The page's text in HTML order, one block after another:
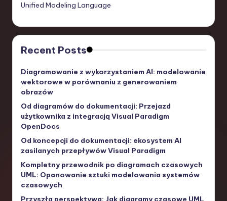
Unified Modeling Language
Recent Posts
Diagramowanie z wykorzystaniem AI: modelowanie
wektorowe w porównaniu z generowaniem
obrazów
Od diagramów do dokumentacji: Przejazd
użytkownika z integracją Visual Paradigm
OpenDocs
Od koncepcji do dokumentacji: ekosystem AI
zasilanych przepływów Visual Paradigm
Kompletny przewodnik po diagramach czasowych
UML: Opanowanie sztuki modelowania systemów
czasowych
Przyszła perspektywa: Jak diagramy czasowe UML